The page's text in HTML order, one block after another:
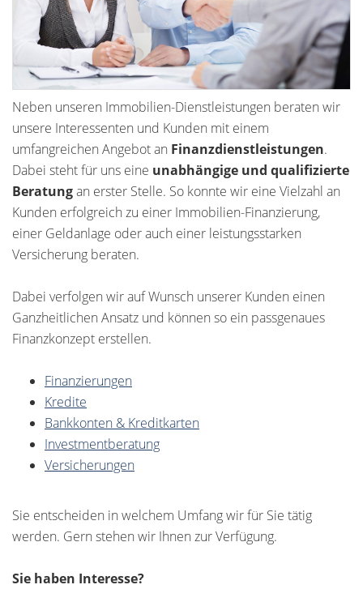
Neben unseren Immobilien-Dienstleistungen beraten wir
unsere Interessenten und Kunden mit einem
umfangreichen Angebot an Finanzdienstleistungen.
Dabei steht für uns eine unabhängige und qualifizierte
Beratungan erster Stelle. So konnte wir eine Vielzahl an
Kunden erfolgreich zu einer Immobilien-Finanzierung,
einer Geldanlage oder auch einer leistungsstarken
Versicherung beraten.
Dabei verfolgen wir auf Wunsch unserer Kunden einen
Ganzheitlichen Ansatz und können so ein passgenaues
Finanzkonzept erstellen.
Finanzierungen
Kredite
Bankkonten & Kreditkarten
Investmentberatung
Versicherungen
Sie entscheiden in welchem Umfang wir für Sie tätig
werden. Gern stehen wir Ihnen zur Verfügung.
Sie haben Interesse?